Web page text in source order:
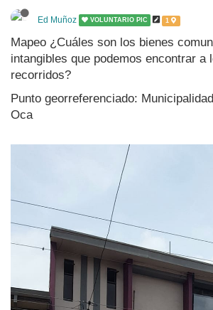
Ed Muñoz VOLUNTARIO PIC 1
Mapeo ¿Cuáles son los bienes
intangibles que podemos encontrar a
recorridos?
Punto georreferenciado:
Oca